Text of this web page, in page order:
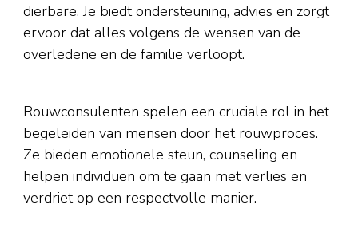
dierbare. Je biedt ondersteuning, advies en zorgt
ervoor dat alles volgens de wensen van de
overledene en de familie verloopt.
Rouwconsulenten spelen een cruciale rol in het
begeleiden van mensen door het rouwproces.
Ze bieden emotionele steun, counseling en
helpen individuen om te gaan met verlies en
verdriet op een respectvolle manier.